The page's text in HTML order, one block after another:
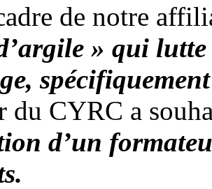
de notre
» qui
du CYRC a
d’un